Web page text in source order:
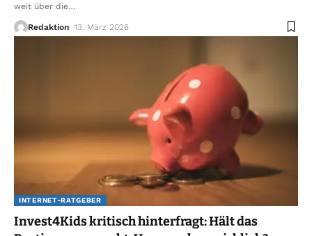
weit über die…
Redaktion 13. März 2026
INTERNET-RATGEBER
Invest4Kids kritisch hinterfragt: Hält das